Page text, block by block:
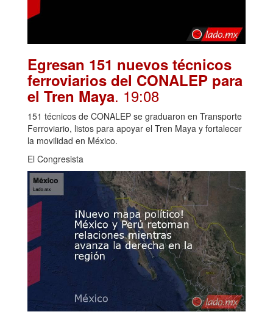
Egresan 151 nuevos técnicos
ferroviarios del CONALEP para
el Tren Maya. 19:08
151 técnicos de CONALEP se graduaron en Transporte
Ferroviario, listos para apoyar el Tren Maya y fortalecer
la movilidad en México.
El Congresista